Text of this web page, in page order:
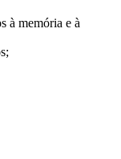
à memória e à